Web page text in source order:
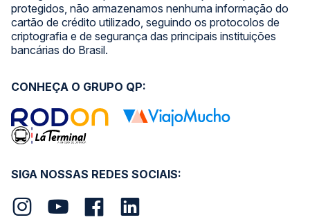
protegidos, não armazenamos nenhuma informação do
cartão de crédito utilizado, seguindo os protocolos de
criptografia e de segurança das principais instituições
bancárias do Brasil.
SIGA NOSSAS REDES SOCIAIS:
CONHEÇA O GRUPO QP: